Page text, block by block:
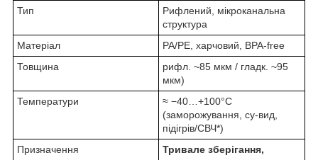
Тип
Рифлений, мікроканальна
структура
Матеріал
PA/PE, харчовий, BPA-free
Товщина
рифл. ~85 мкм / гладк. ~95
мкм)
Температури
≈ −40…+100°C
(заморожування, су-вид,
підігрів/СВЧ*)
Призначення
Тривале зберігання,